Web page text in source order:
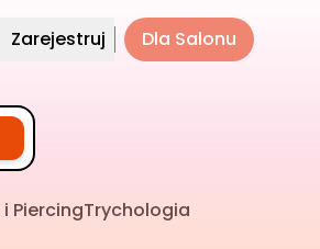
Zarejestruj Dla Salonu
PiercingTrychologia